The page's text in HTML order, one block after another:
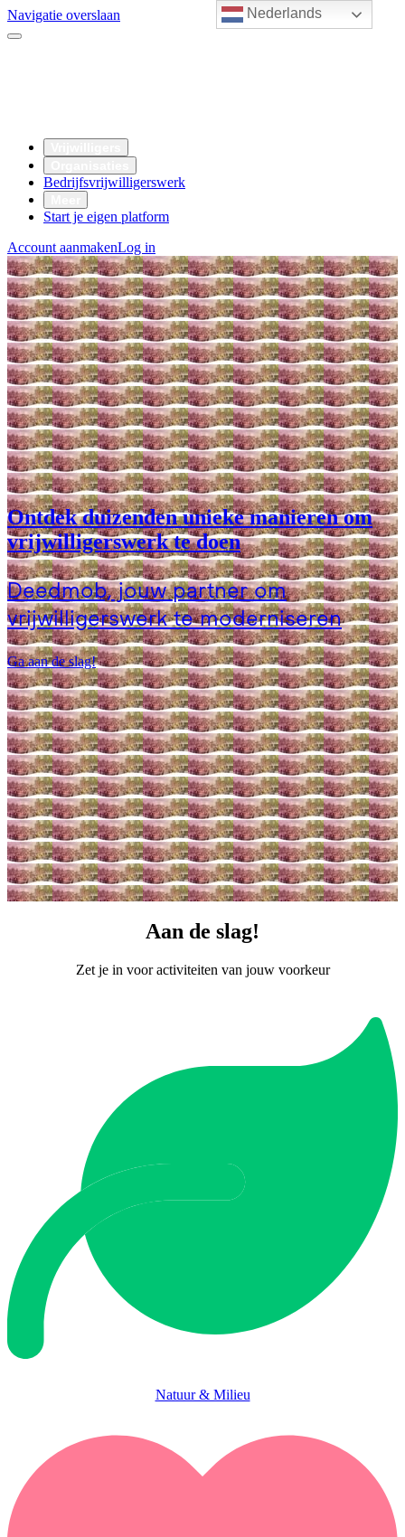
Nederlands
Navigatie overslaan
Bedrijfsvrijwilligerswerk
Start je eigen platform
Account aanmakenLog in
Ontdek duizenden unieke manieren om
vrijwilligerswerk te doen
Deedmob, jouw partner om
vrijwilligerswerk te moderniseren
Ga aan de slag!
Aan de slag!
Zet je in voor activiteiten van jouw voorkeur
Natuur & Milieu